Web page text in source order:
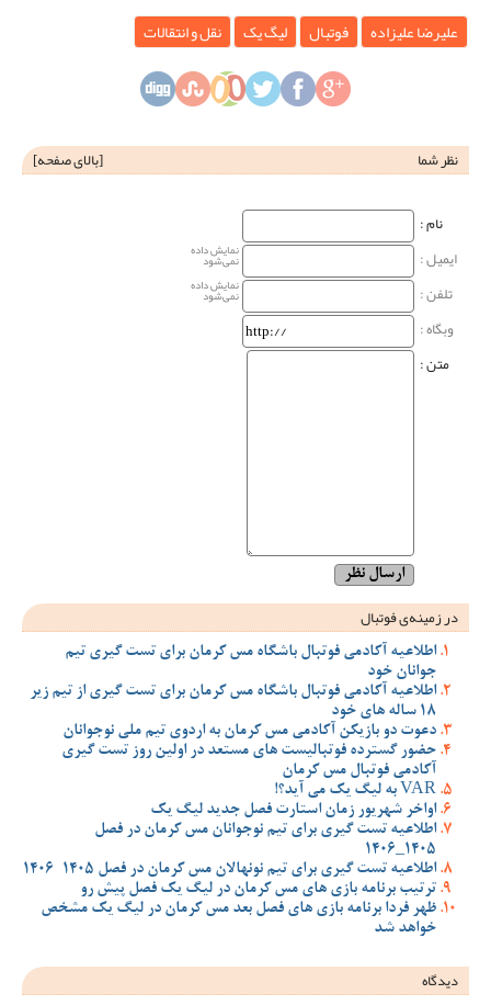
علیرضا علیزاده فوتبال لیگ یک نقل و انتقالات
نظر شما [بالای صفحه]
نام‌ :
ایمیل :
نمایش داده
نمی‌شود
تلفن : نمایش داده
نمی‌شود
وبگاه‌ :
متن :
در زمینه‌ی فوتبال
اطلاعیه آکادمی فوتبال باشگاه مس کرمان برای تست گیری تیم
جوانان خود
اطلاعیه آکادمی فوتبال باشگاه مس کرمان برای تست گیری از تیم زیر
18 ساله های خود
دعوت دو بازیکن آکادمی مس کرمان به اردوی تیم ملی نوجوانان
حضور گسترده فوتبالیست های مستعد در اولین روز تست گیری
آکادمی فوتبال مس کرمان
VAR به لیگ یک می آید؟!
اواخر شهریور زمان استارت فصل جدید لیگ یک
اطلاعیه تست گیری برای تیم نوجوانان مس کرمان در فصل
1405_1406
اطلاعیه تست گیری برای تیم نونهالان مس کرمان در فصل 1405-1406
ترتیب برنامه بازی های مس کرمان در لیگ یک فصل پیش رو
ظهر فردا برنامه بازی های فصل بعد مس کرمان در لیگ یک مشخص
خواهد شد
دیدگاه